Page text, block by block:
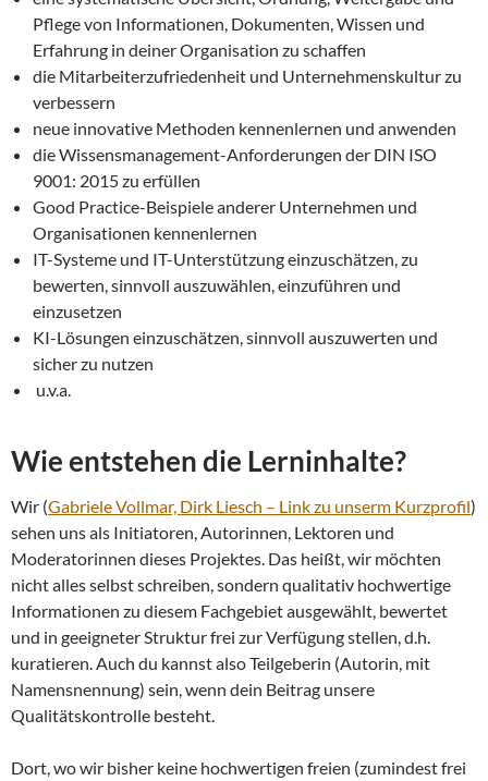
Pflege von Informationen, Dokumenten, Wissen und
Erfahrung in deiner Organisation zu schaffen
die Mitarbeiterzufriedenheit und Unternehmenskultur zu
verbessern
neue innovative Methoden kennenlernen und anwenden
die Wissensmanagement-Anforderungen der DIN ISO
9001: 2015 zu erfüllen
Good Practice-Beispiele anderer Unternehmen und
Organisationen kennenlernen
IT-Systeme und IT-Unterstützung einzuschätzen, zu
bewerten, sinnvoll auszuwählen, einzuführen und
einzusetzen
KI-Lösungen einzuschätzen, sinnvoll auszuwerten und
sicher zu nutzen
u.v.a.
Wie entstehen die Lerninhalte?
Wir (Gabriele Vollmar, Dirk Liesch – Link zu unserm Kurzprofil)
sehen uns als Initiatoren, Autorinnen, Lektoren und
Moderatorinnen dieses Projektes. Das heißt, wir möchten
nicht alles selbst schreiben, sondern qualitativ hochwertige
Informationen zu diesem Fachgebiet ausgewählt, bewertet
und in geeigneter Struktur frei zur Verfügung stellen, d.h.
kuratieren. Auch du kannst also Teilgeberin (Autorin, mit
Namensnennung) sein, wenn dein Beitrag unsere
Qualitätskontrolle besteht.
Dort, wo wir bisher keine hochwertigen freien (zumindest frei